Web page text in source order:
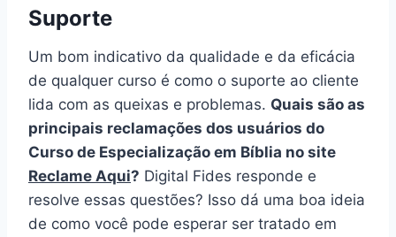
Suporte
Um bom indicativo da qualidade e da eficácia
de qualquer curso é como o suporte ao cliente
lida com as queixas e problemas. Quais são as
principais reclamações dos usuários do
Curso de Especialização em Bíblia no site
Reclame Aqui? Digital Fides responde e
resolve essas questões? Isso dá uma boa ideia
de como você pode esperar ser tratado em